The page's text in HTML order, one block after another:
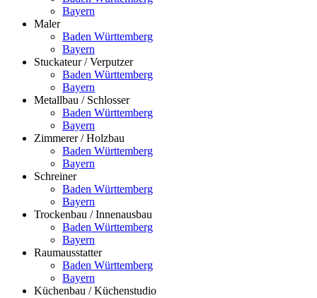
Bayern
Maler
Baden Württemberg
Bayern
Stuckateur / Verputzer
Baden Württemberg
Bayern
Metallbau / Schlosser
Baden Württemberg
Bayern
Zimmerer / Holzbau
Baden Württemberg
Bayern
Schreiner
Baden Württemberg
Bayern
Trockenbau / Innenausbau
Baden Württemberg
Bayern
Raumausstatter
Baden Württemberg
Bayern
Küchenbau / Küchenstudio